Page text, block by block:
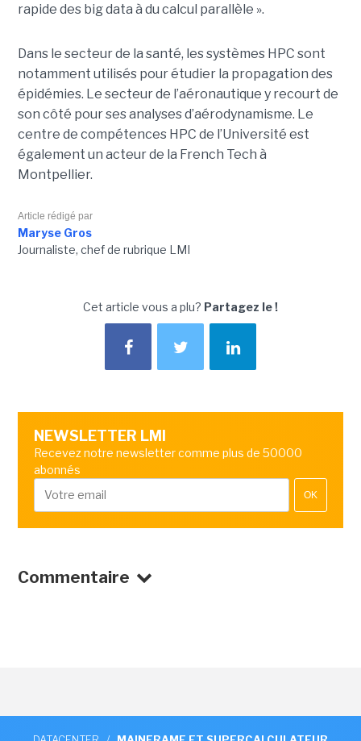
rapide des big data à du calcul parallèle ».
Dans le secteur de la santé, les systèmes HPC sont
notamment utilisés pour étudier la propagation des
épidémies. Le secteur de l’aéronautique y recourt de
son côté pour ses analyses d’aérodynamisme. Le
centre de compétences HPC de l’Université est
également un acteur de la French Tech à
Montpellier.
Article rédigé par
Maryse Gros
Journaliste, chef de rubrique LMI
Cet article vous a plu? Partagez le !
NEWSLETTER LMI
Recevez notre newsletter comme plus de 50000
abonnés
OK
Commentaire